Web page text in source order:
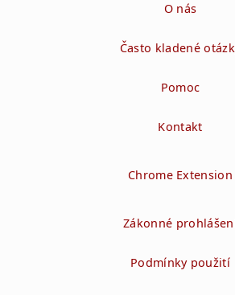
O nás
Často kladené
Pomoc
Kontakt
Chrome Extension
Zákonné
Podmínky použití